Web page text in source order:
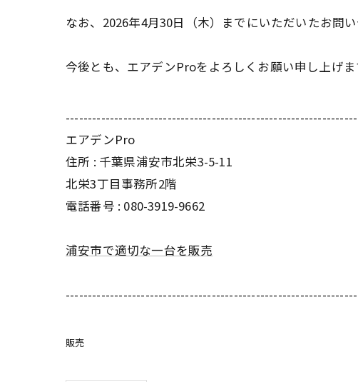
なお、2026年4月30日（木）までにいただいたお問
今後とも、エアデンProをよろしくお願い申し上げま
エアデンPro
住所 : 千葉県浦安市北栄3-5-11
北栄3丁目事務所2階
電話番号 : 080-3919-9662
浦安市で適切な一台を販売
販売